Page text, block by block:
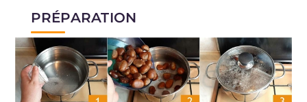
PRÉPARATION